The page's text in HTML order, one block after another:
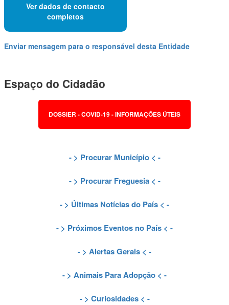
Ver dados de contacto
completos
Enviar mensagem para o responsável desta Entidade
Espaço do Cidadão
DOSSIER - COVID-19 - INFORMAÇÕES ÚTEIS
- > Procurar Município< -
- > Procurar Freguesia< -
- > Últimas Notícias do País < -
- > Próximos Eventos no País < -
- > Alertas Gerais < -
- > Animais Para Adopção < -
- > Curiosidades< -